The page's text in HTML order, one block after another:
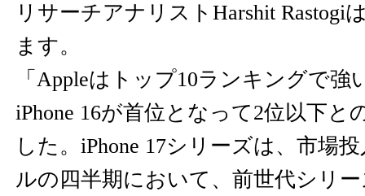
リサーチアナリストHarshit Rastogi
ます。
「Appleはトップ10ランキングで強
iPhone 16が首位となって2位以下と
した。iPhone 17シリーズは、市場
ルの四半期において、前世代シリ